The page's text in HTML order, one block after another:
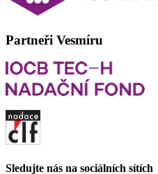
Partneři Vesmíru
Sledujte nás na sociálních sítích